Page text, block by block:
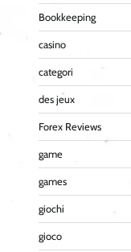
Bookkeeping
casino
categori
des jeux
Forex Reviews
game
games
giochi
gioco